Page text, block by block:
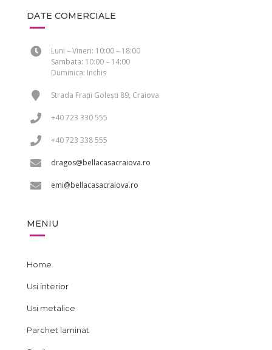
DATE COMERCIALE
Luni – Vineri: 10:00 – 18:00
Sambata: 10:00 – 14:00
Duminica: Inchis
Strada Frații Golești 89, Craiova
+40 723 330 555
+40 723 338 555
dragos@bellacasacraiova.ro
emi@bellacasacraiova.ro
MENIU
Home
Usi interior
Usi metalice
Parchet laminat